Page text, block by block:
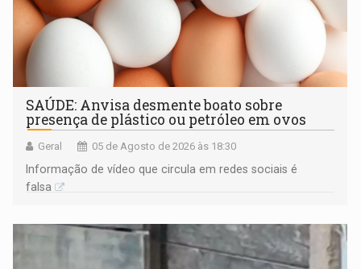
SAÚDE: Anvisa desmente boato sobre
presença de plástico ou petróleo em ovos
Geral 05 de Agosto de 2026 às 18:30
Informação de vídeo que circula em redes sociais é
falsa